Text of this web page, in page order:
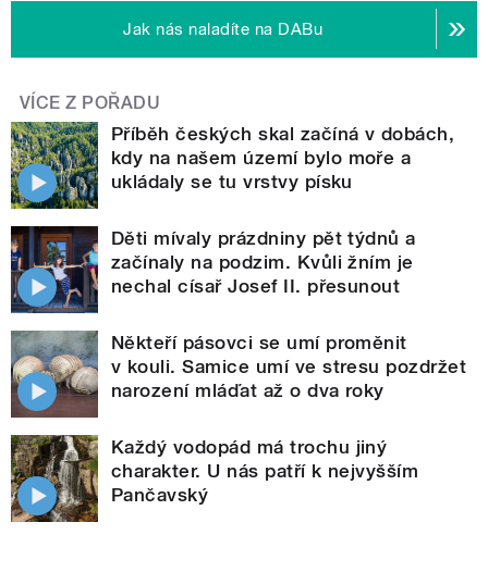
Jak nás naladíte na DABu
VÍCE Z POŘADU
Příběh českých skal začíná v dobách,
kdy na našem území bylo moře a
ukládaly se tu vrstvy písku
Děti mívaly prázdniny pět týdnů a
začínaly na podzim. Kvůli žním je
nechal císař Josef II. přesunout
Někteří pásovci se umí proměnit
v kouli. Samice umí ve stresu pozdržet
narození mláďat až o dva roky
Každý vodopád má trochu jiný
charakter. U nás patří k nejvyšším
Pančavský